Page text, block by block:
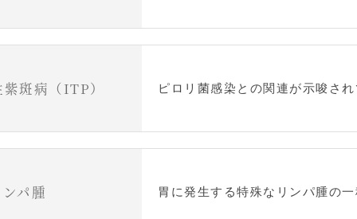
斑病（ITP） ピロリ菌感染との関連が示唆され
パ腫 胃に発生する特殊なリンパ腫の一